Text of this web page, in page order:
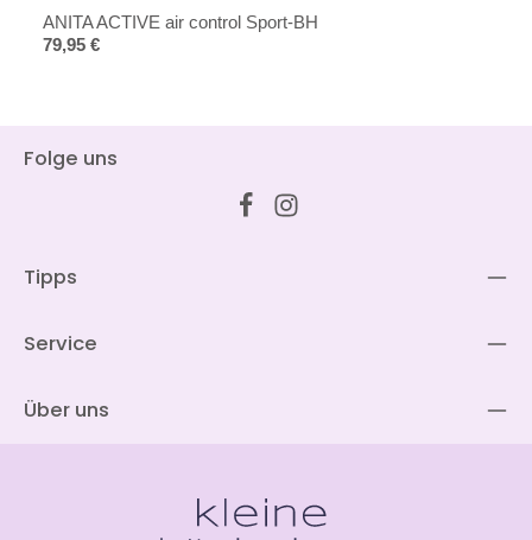
ANITA ACTIVE air control Sport-BH
Regulärer Preis:
79,95 €
Folge uns
Tipps
Service
Über uns